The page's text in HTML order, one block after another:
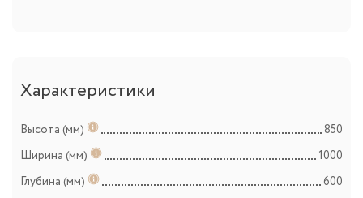
Характеристики
Высота (мм)
850
Ширина (мм)
1000
Глубина (мм)
600